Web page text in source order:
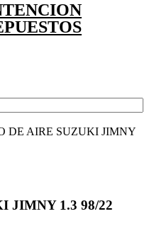
DE AIRE SUZUKI JIMNY
JIMNY 1.3 98/22